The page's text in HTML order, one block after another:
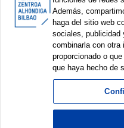
Elementos
© Azkuna Zentroa - Alhóndiga
Además,
haga del sitio web
sociales, publicidad
combinarla con otra
proporcionado o
que haya hecho de